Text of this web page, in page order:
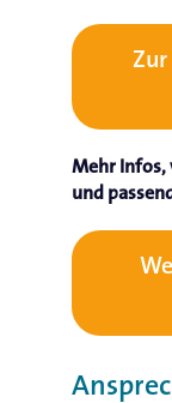
Mehr Infos,
und